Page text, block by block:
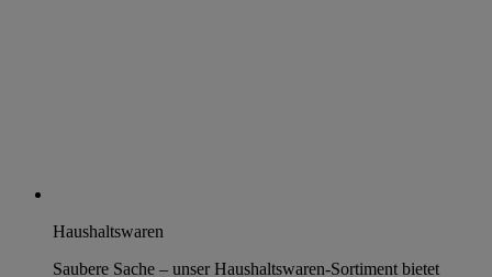
Haushaltswaren
Saubere Sache – unser Haushaltswaren-Sortiment bietet